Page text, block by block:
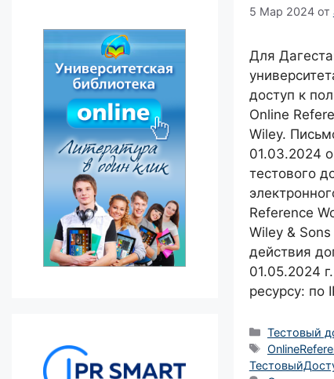
5 Мар 2024 от
Для
доступ к
Online
Wiley.
01.03.2024
тестового
Reference
Wiley &
действия
01.05.2024
ресурсу: по
Рубрики
Тестовый
Метки